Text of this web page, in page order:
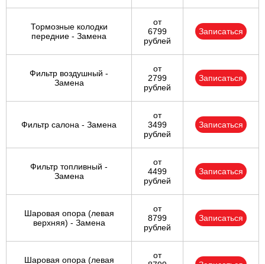
Тормозные колодки
передние - Замена
от
6799
рублей
Записаться
Фильтр воздушный -
Замена
от
2799
рублей
Записаться
Фильтр салона - Замена
от
3499
рублей
Записаться
Фильтр топливный -
Замена
от
4499
рублей
Записаться
Шаровая опора (левая
верхняя) - Замена
от
8799
рублей
Записаться
Шаровая опора (левая
от